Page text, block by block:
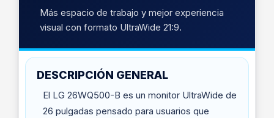
Más espacio de trabajo y mejor experiencia
visual con formato UltraWide 21:9.
DESCRIPCIÓN GENERAL
El LG 26WQ500-B es un monitor UltraWide de
26 pulgadas pensado para usuarios que